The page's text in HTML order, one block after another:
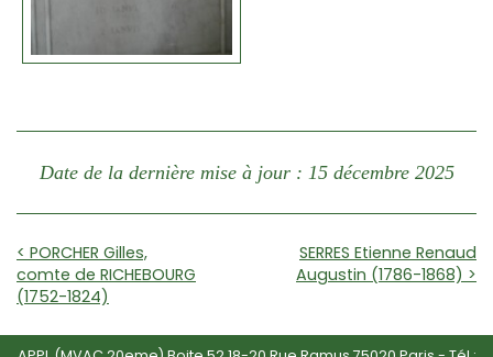
Date de la dernière mise à jour : 15 décembre 2025
< PORCHER Gilles,
comte de RICHEBOURG
(1752-1824)
SERRES Etienne Renaud
Augustin (1786-1868) >